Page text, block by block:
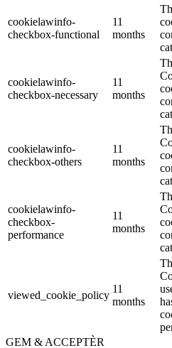
cookielawinfo-
checkbox-functional
11
months
cookielawinfo-
checkbox-necessary
11
months
cookielawinfo-
checkbox-others
11
months
cookielawinfo-
checkbox-
performance
11
months
viewed_cookie_policy
11
months
GEM & ACCEPTÈR